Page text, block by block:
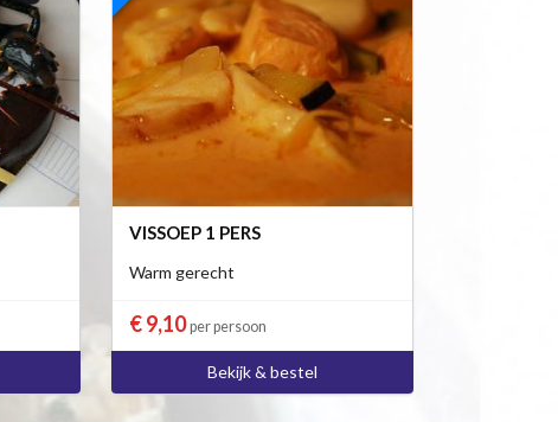
VISSOEP 1 PERS
Warm gerecht
€ 9,10per persoon
Bekijk & bestel